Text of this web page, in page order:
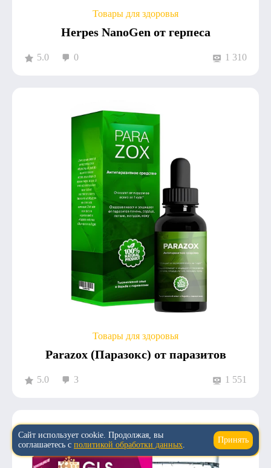
Товары для здоровья
Herpes NanoGen от герпеса
5.0 0 1 310
Товары для здоровья
Parazox (Паразокс) от паразитов
5.0 3 1 551
↑
Сайт использует cookie. Продолжая, вы
соглашаетесь с политикой обработки данных.
Принять